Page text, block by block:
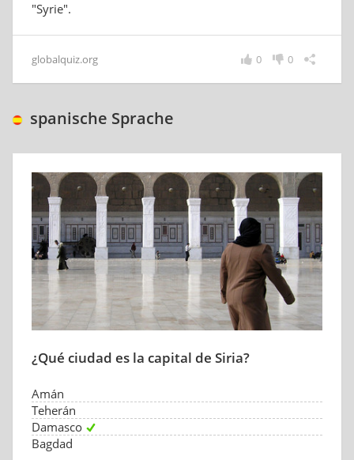
"Syrie".
globalquiz.org 0
0
spanische Sprache
¿Qué ciudad es la capital de Siria?
Amán
Teherán
Damasco
Bagdad